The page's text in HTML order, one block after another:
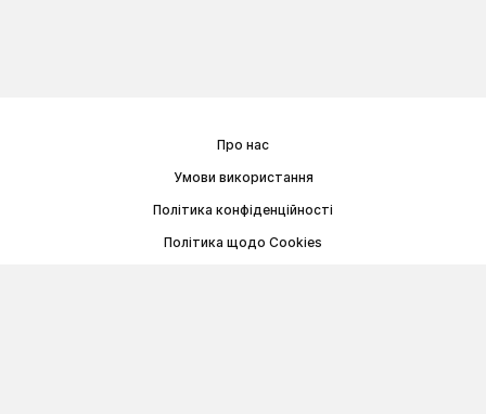
Про нас
Умови використання
Політика конфіденційності
Політика щодо Cookies